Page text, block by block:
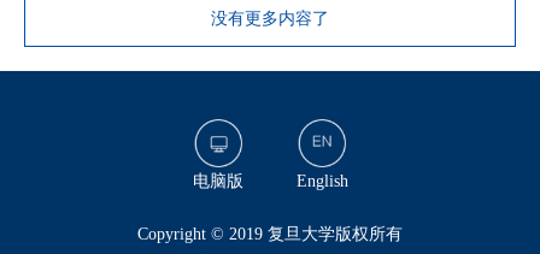
没有更多内容了
电脑版 English
​Copyright © 2019 复旦大学版权所有